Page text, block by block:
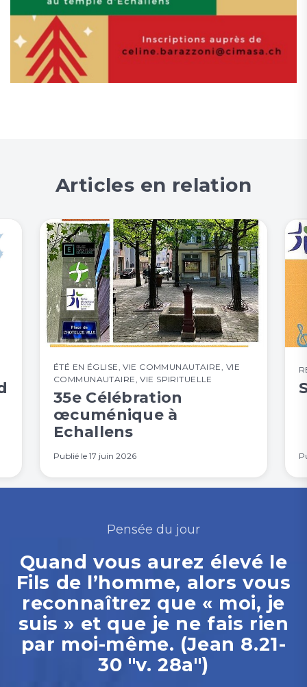
Articles en relation
ÉTÉ EN ÉGLISE ,VIE COMMUNAUTAIRE VIE
COMMUNAUTAIRE ,VIE SPIRITUELLE
35e Célébration
œcuménique à
Echallens
Publié le 17 juin 2026
Pensée du jour
Quand vous aurez élevé le
Fils de l’homme, alors vous
reconnaîtrez que « moi, je
suis » et que je ne fais rien
par moi-même. (Jean 8.21-
30 "v. 28a")